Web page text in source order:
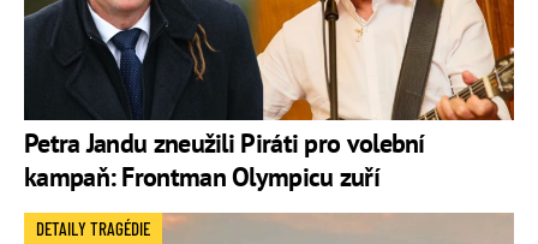
Petra Jandu zneužili Piráti pro volební
kampaň: Frontman Olympicu zuří
DETAILY TRAGÉDIE